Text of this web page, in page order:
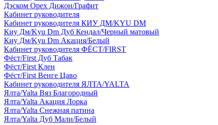
Дэском Орех Дижон/Графит
Кабинет руководителя
Кабинет руководителя КИУ ДМ/KYU DM
Киу Дм/Kyu Dm Дуб Кендал/Черный матовый
Киу Дм/Kyu Dm Акация/Белый
Кабинет руководителя ФЁСТ/FIRST
Фёст/First Дуб Табак
Фёст/First Клен
Фёст/First Венге Цаво
Кабинет руководителя ЯЛТА/YALTA
Ялта/Yalta Вяз Благородный
Ялта/Yalta Акация Лорка
Ялта/Yalta Снежная патина
Ялта/Yalta Дуб Мали/Белый